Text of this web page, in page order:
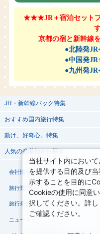
★★★JR＋宿泊セットプ
京都の宿と新幹線
●北陸発
●中国発
●九州発
JR・新幹線パック特集
tabiwaスペシャル
日帰りTrip
おすすめ国内旅行特集
ユニバーサル・スタジオ・ジャパン
贅沢時間
大阪
動け、好奇心。特集
西の日キャンペーン
こだわり企画 鉄道 京都 美酒旅
プラン
親子旅
演劇 イベント
人気の発着地から探す
関西→金沢旅
関西→岡山旅
広島→大阪旅
広島→岡山旅
会社情報
旅行業登録票・約款
旅行条件書
ニュースリリース
当社サイト内におい
を提供する目的及び
示することを目的に
Cookieの使用に同意
択してください。詳し
ご確認ください。